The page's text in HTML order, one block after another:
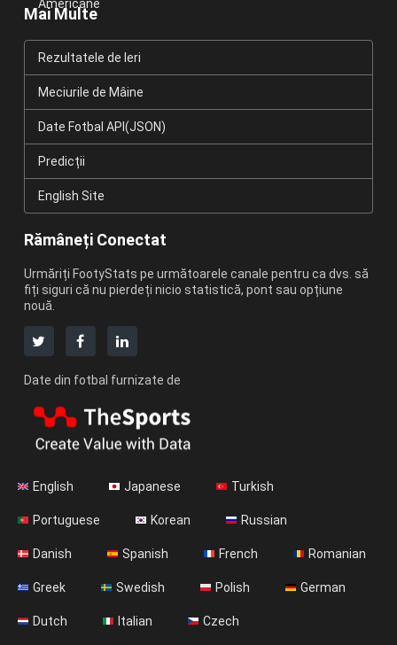
Americane
Mai Multe
Rezultatele de Ieri
Meciurile de Mâine
Date Fotbal API(JSON)
Predicții
English Site
Rămâneți Conectat
Urmăriți FootyStats pe următoarele canale pentru ca dvs. să
fiți siguri că nu pierdeți nicio statistică, pont sau opțiune
nouă.
Date din fotbal furnizate de
English Japanese Turkish
Portuguese Korean Russian
Danish Spanish French Romanian
Greek Swedish Polish German
Dutch Italian Czech